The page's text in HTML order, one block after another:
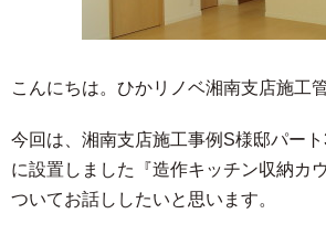
こんにちは。ひかリノベ湘南支店施工
今回は、湘南支店施工事例S様邸パー
に設置しました『造作キッチン収納カ
ついてお話ししたいと思います。